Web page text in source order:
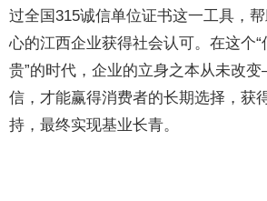
过全国315诚信单位证书这一工具，
心的江西企业获得社会认可。在这个
贵”的时代，企业的立身之本从未改
信，才能赢得消费者的长期选择，获
持，最终实现基业长青。